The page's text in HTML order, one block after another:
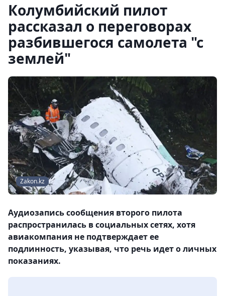
Колумбийский пилот
рассказал о переговорах
разбившегося самолета "с
землей"
Zakon.kz
Аудиозапись сообщения второго пилота
распространилась в социальных сетях, хотя
авиакомпания не подтверждает ее
подлинность, указывая, что речь идет о личных
показаниях.